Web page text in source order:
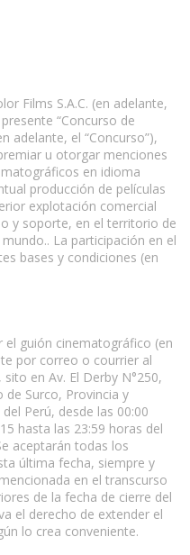
Films S.A.C. (en adelante,
“Concurso de
adelante, el “Concurso”),
u otorgar menciones
en idioma
producción de películas
explotación comercial
y soporte, en el territorio de
La participación en el
bases y condiciones (en
el guión cinematográfico (en
por correo o courrier al
en Av. El Derby N°250,
de Surco, Provincia y
Perú, desde las 00:00
hasta las 23:59 horas del
aceptarán todas los
última fecha, siempre y
en el transcurso
de la fecha de cierre del
el derecho de extender el
lo crea conveniente.